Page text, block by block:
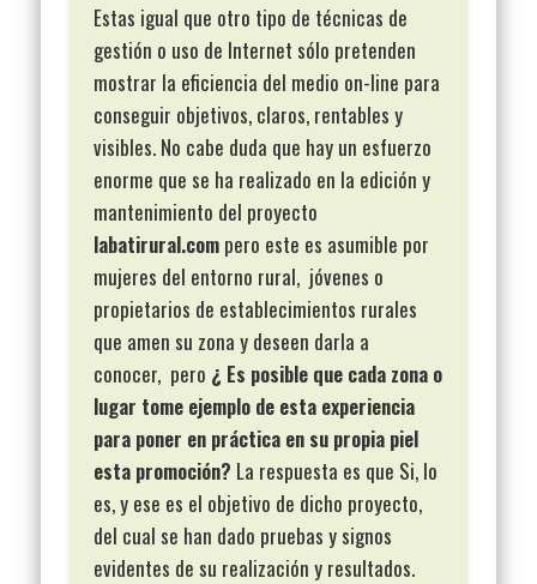
Estas igual que otro tipo de técnicas de
gestión o uso de Internet sólo pretenden
mostrar la eficiencia del medio on-line para
conseguir objetivos, claros, rentables y
visibles. No cabe duda que hay un esfuerzo
enorme que se ha realizado en la edición y
mantenimiento del proyecto
labatirural.com pero este es asumible por
mujeres del entorno rural, jóvenes o
propietarios de establecimientos rurales
que amen su zona y deseen darla a
conocer, pero ¿ Es posible que cada zona o
lugar tome ejemplo de esta experiencia
para poner en práctica en su propia piel
esta promoción? La respuesta es que Si, lo
es, y ese es el objetivo de dicho proyecto,
del cual se han dado pruebas y signos
evidentes de su realización y resultados.